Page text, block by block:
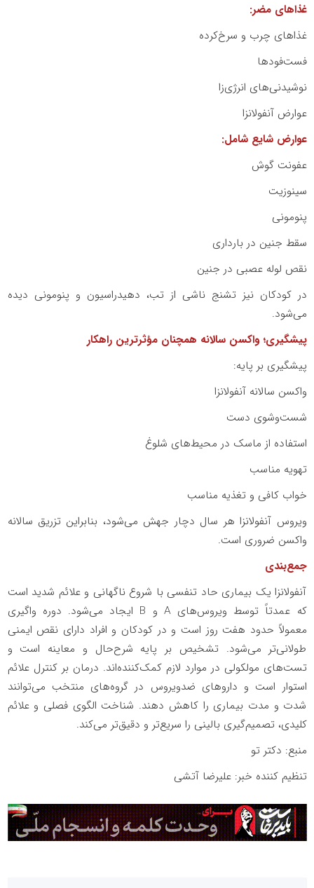
غذاهای مضر:
غذاهای چرب و سرخ‌کرده
فست‌فودها
نوشیدنی‌های انرژی‌زا
عوارض آنفولانزا
عوارض شایع شامل:
عفونت گوش
سینوزیت
پنومونی
سقط جنین در بارداری
نقص لوله عصبی در جنین
در کودکان نیز تشنج ناشی از تب، دهیدراسیون و پنومونی دیده
می‌شود.
پیشگیری؛ واکسن سالانه همچنان مؤثرترین راهکار
پیشگیری بر پایه:
واکسن سالانه آنفولانزا
شست‌وشوی دست
استفاده از ماسک در محیط‌های شلوغ
تهویه مناسب
خواب کافی و تغذیه مناسب
ویروس آنفولانزا هر سال دچار جهش می‌شود، بنابراین تزریق سالانه
واکسن ضروری است.
جمع‌بندی
آنفولانزا یک بیماری حاد تنفسی با شروع ناگهانی و علائم شدید است
که عمدتاً توسط ویروس‌های A و B ایجاد می‌شود. دوره واگیری
معمولاً حدود هفت روز است و در کودکان و افراد دارای نقص ایمنی
طولانی‌تر می‌شود. تشخیص بر پایه شرح‌حال و معاینه است و
تست‌های مولکولی در موارد لازم کمک‌کننده‌اند. درمان بر کنترل علائم
استوار است و داروهای ضدویروس در گروه‌های منتخب می‌توانند
شدت و مدت بیماری را کاهش دهند. شناخت الگوی فصلی و علائم
کلیدی، تصمیم‌گیری بالینی را سریع‌تر و دقیق‌تر می‌کند.
منبع: دکتر تو
تنظیم کننده خبر: علیرضا آتشی